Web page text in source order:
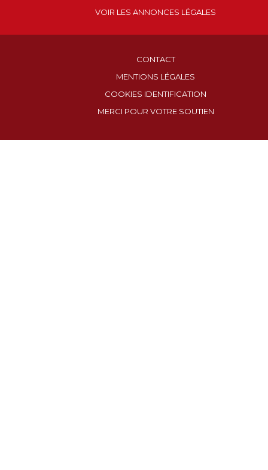
VOIR LES ANNONCES LÉGALES
CONTACT
MENTIONS LÉGALES
COOKIES IDENTIFICATION
MERCI POUR VOTRE SOUTIEN